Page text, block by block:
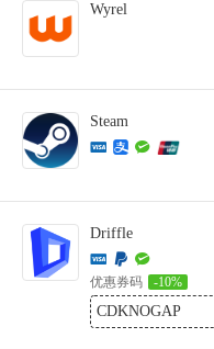
Wyrel
Steam
Driffle
优惠券码 -10%
CDKNOGAP